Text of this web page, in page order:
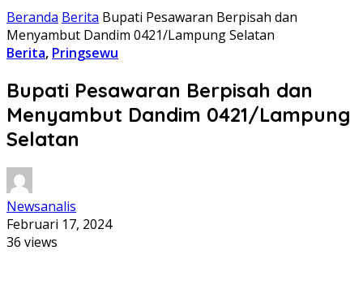
Beranda Berita Bupati Pesawaran Berpisah dan
Menyambut Dandim 0421/Lampung Selatan
Berita, Pringsewu
Bupati Pesawaran Berpisah dan
Menyambut Dandim 0421/Lampung
Selatan
Newsanalis
Februari 17, 2024
36 views